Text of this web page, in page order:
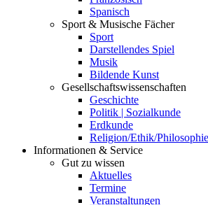
Spanisch
Sport & Musische Fächer
Sport
Darstellendes Spiel
Musik
Bildende Kunst
Gesellschaftswissenschaften
Geschichte
Politik | Sozialkunde
Erdkunde
Religion/Ethik/Philosophie
Informationen & Service
Gut zu wissen
Aktuelles
Termine
Veranstaltungen